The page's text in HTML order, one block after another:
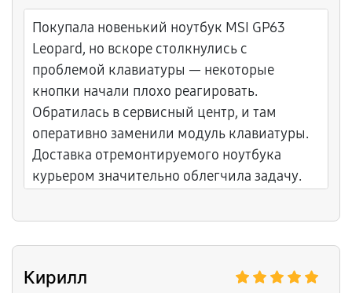
Покупала новенький ноутбук MSI GP63
Leopard, но вскоре столкнулись с
проблемой клавиатуры — некоторые
кнопки начали плохо реагировать.
Обратилась в сервисный центр, и там
оперативно заменили модуль клавиатуры.
Доставка отремонтируемого ноутбука
курьером значительно облегчила задачу.
действию, рада такому исходу.
Кирилл